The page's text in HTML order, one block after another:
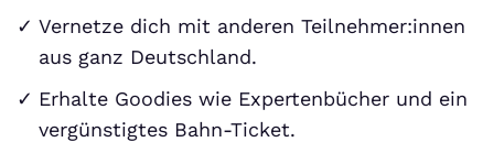
Vernetze dich mit anderen Teilnehmer:innen
aus ganz Deutschland.
Erhalte Goodies wie Expertenbücher und ein
vergünstigtes Bahn-Ticket.